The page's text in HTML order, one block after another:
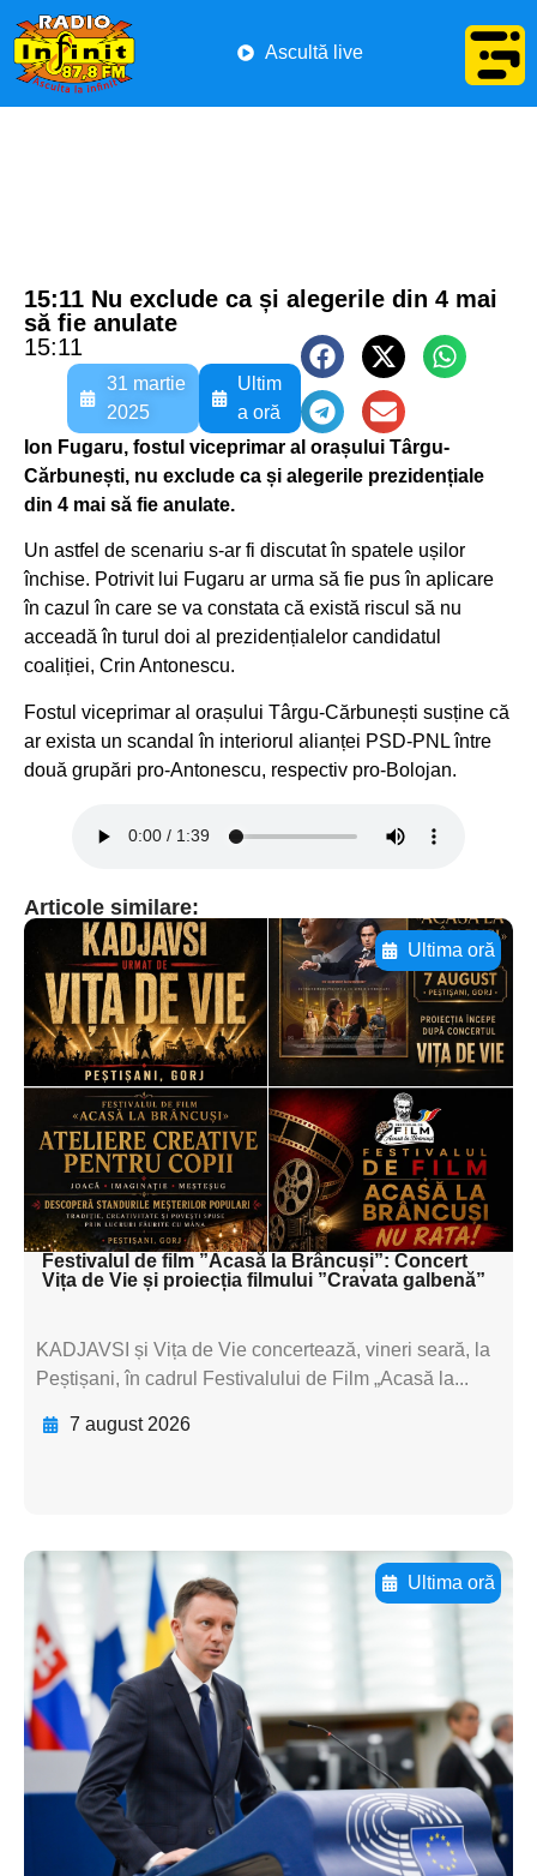
Ascultă live
15:11 Nu exclude ca și alegerile din 4 mai
să fie anulate
15:11
31 martie
2025
Ultim
a oră
Ion Fugaru, fostul viceprimar al orașului Târgu-
Cărbunești, nu exclude ca și alegerile prezidențiale
din 4 mai să fie anulate.
Un astfel de scenariu s-ar fi discutat în spatele ușilor
închise. Potrivit lui Fugaru ar urma să fie pus în aplicare
în cazul în care se va constata că există riscul să nu
acceadă în turul doi al prezidențialelor candidatul
coaliției, Crin Antonescu.
Fostul viceprimar al orașului Târgu-Cărbunești susține că
ar exista un scandal în interiorul alianței PSD-PNL între
două grupări pro-Antonescu, respectiv pro-Bolojan.
Articole similare:
Ultima oră
Adaugă aici textul pentru
subtitluAdaugă aici
textul pentru
subtitluAdaugă aici
textul pentru
subtitluAdaugă aici
textul pentru subti
Festivalul de film ”Acasă la Brâncuși”: Concert
Vița de Vie și proiecția filmului ”Cravata galbenă”
KADJAVSI și Vița de Vie concertează, vineri seară, la
Peștișani, în cadrul Festivalului de Film „Acasă la...
7 august 2026
Ultima oră
Adaugă aici textul pentru
subtitluAdaugă aici
textul pentru
subtitluAdaugă aici
textul pentru
subtitluAdaugă aici
textul pentru subti